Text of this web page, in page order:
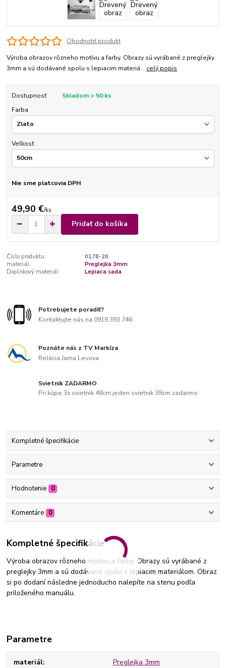
Ohodnotiť produkt
Výroba obrazov rôzneho motívu a farby. Obrazy sú vyrábané z preglejky
3mm a sú dodávané spolu s lepiacim materiá... celý popis
Dostupnosť
Skladom > 50 ks
Farba
Veľkosť
Nie sme platcovia DPH
49,90 €/ks
Pridať do košíka
Číslo produktu:
0178-26
materiál:
Preglejka 3mm
Doplnkový materiál:
Lepiaca sada
Potrebujete poradiť?
Kontaktujte nás na 0918 393 746
Poznáte nás z TV Markíza
Relácia Jama Levova
Svietnik ZADARMO
Pri kúpe 3x svietnik 48cm jeden svietnik 38cm zadarmo
Kompletné špecifikácie
Parametre
Hodnotenie 0
Komentáre 0
Kompletné špecifikácie
Výroba obrazov rôzneho motívu a farby. Obrazy sú vyrábané z
preglejky 3mm a sú dodávané spolu s lepiacim materiálom. Obraz
si po dodaní následne jednoducho nalepíte na stenu podľa
priloženého manuálu.
Parametre
materiál Preglejka 3mm